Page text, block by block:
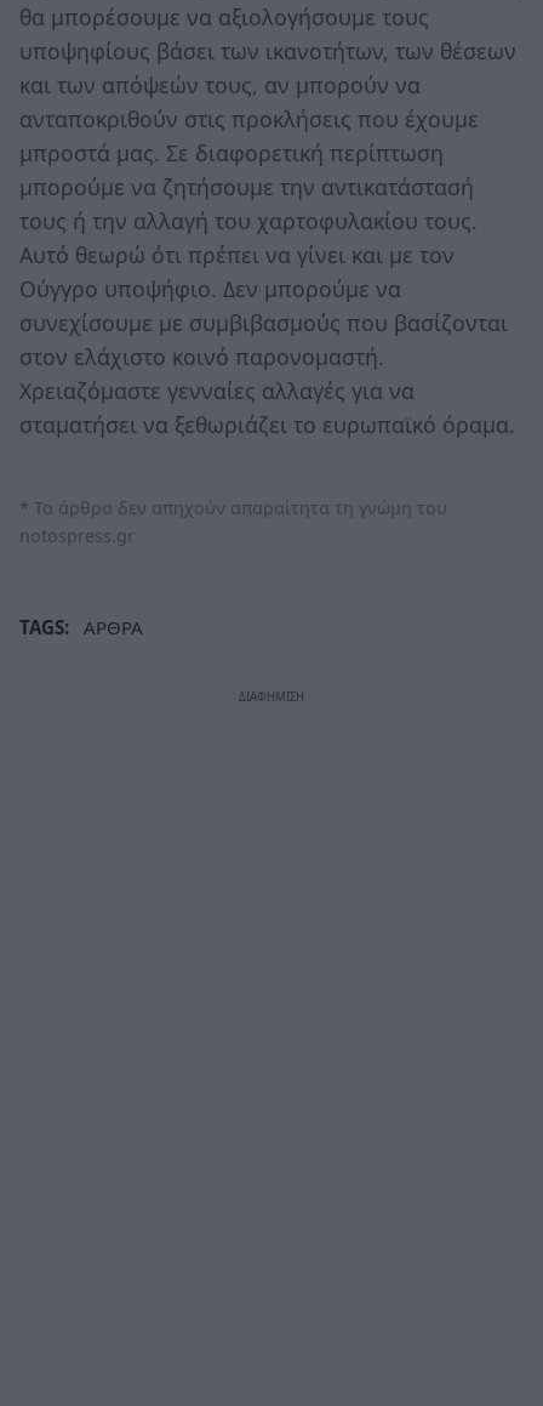
θα μπορέσουμε να αξιολογήσουμε τους
υποψηφίους βάσει των ικανοτήτων, των θέσεων
και των απόψεών τους, αν μπορούν να
ανταποκριθούν στις προκλήσεις που έχουμε
μπροστά μας. Σε διαφορετική περίπτωση
μπορούμε να ζητήσουμε την αντικατάστασή
τους ή την αλλαγή του χαρτοφυλακίου τους.
Αυτό θεωρώ ότι πρέπει να γίνει και με τον
Ούγγρο υποψήφιο. Δεν μπορούμε να
συνεχίσουμε με συμβιβασμούς που βασίζονται
στον ελάχιστο κοινό παρονομαστή.
Χρειαζόμαστε γενναίες αλλαγές για να
σταματήσει να ξεθωριάζει το ευρωπαϊκό όραμα.
* Τα άρθρα δεν απηχούν απαραίτητα τη γνώμη του
notospress.gr
TAGS: ΑΡΘΡΑ